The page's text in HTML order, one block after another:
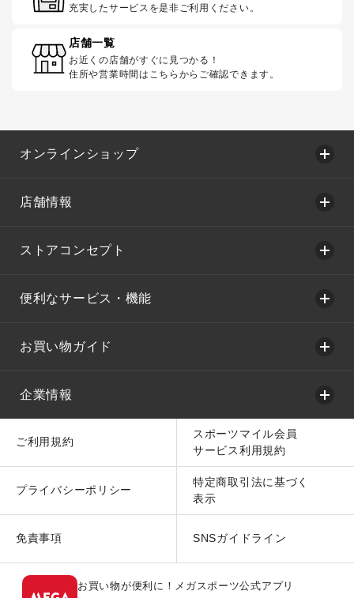
充実したサービスを是非ご利用ください。
店舗一覧
お近くの店舗がすぐに見つかる！
住所や営業時間はこちらからご確認できます。
オンラインショップ
店舗情報
ストアコンセプト
便利なサービス・機能
お買い物ガイド
企業情報
ご利用規約
スポーツマイル会員
サービス利用規約
プライバシーポリシー
特定商取引法に基づく
表示
免責事項 SNSガイドライン
お買い物が便利に！メガスポーツ公式アプリ